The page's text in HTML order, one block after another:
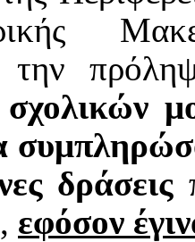
δράσεις
εφόσον